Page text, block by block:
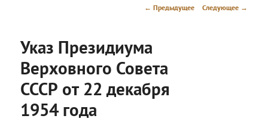
Навигация
← Предыдущее Следующее →
Указ Президиума
Верховного Совета
СССР от 22 декабря
1954 года